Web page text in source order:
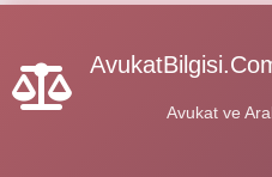
Avukat ve